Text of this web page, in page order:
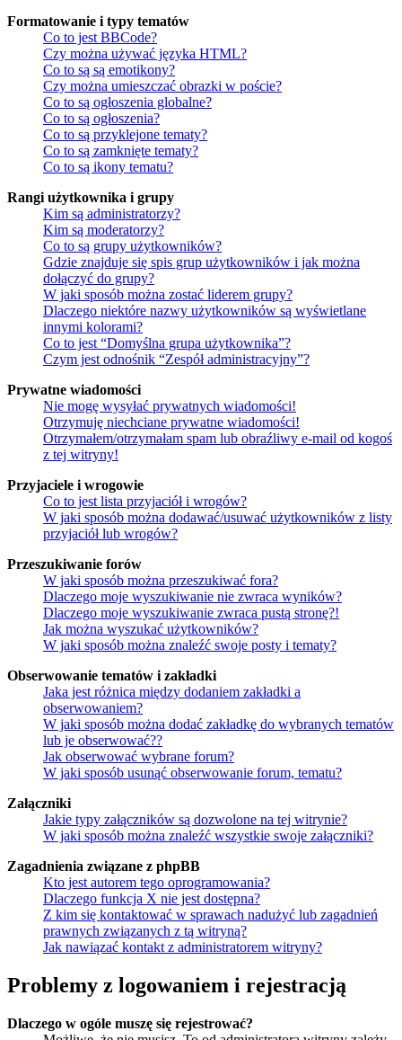
Formatowanie i typy tematów
Co to jest BBCode?
Czy można używać języka HTML?
Co to są są emotikony?
Czy można umieszczać obrazki w poście?
Co to są ogłoszenia globalne?
Co to są ogłoszenia?
Co to są przyklejone tematy?
Co to są zamknięte tematy?
Co to są ikony tematu?
Rangi użytkownika i grupy
Kim są administratorzy?
Kim są moderatorzy?
Co to są grupy użytkowników?
Gdzie znajduje się spis grup użytkowników i jak można
dołączyć do grupy?
W jaki sposób można zostać liderem grupy?
Dlaczego niektóre nazwy użytkowników są wyświetlane
innymi kolorami?
Co to jest “Domyślna grupa użytkownika”?
Czym jest odnośnik “Zespół administracyjny”?
Prywatne wiadomości
Nie mogę wysyłać prywatnych wiadomości!
Otrzymuję niechciane prywatne wiadomości!
Otrzymałem/otrzymałam spam lub obraźliwy e-mail od kogoś
z tej witryny!
Przyjaciele i wrogowie
Co to jest lista przyjaciół i wrogów?
W jaki sposób można dodawać/usuwać użytkowników z listy
przyjaciół lub wrogów?
Przeszukiwanie forów
W jaki sposób można przeszukiwać fora?
Dlaczego moje wyszukiwanie nie zwraca wyników?
Dlaczego moje wyszukiwanie zwraca pustą stronę?!
Jak można wyszukać użytkowników?
W jaki sposób można znaleźć swoje posty i tematy?
Obserwowanie tematów i zakładki
Jaka jest różnica między dodaniem zakładki a
obserwowaniem?
W jaki sposób można dodać zakładkę do wybranych tematów
lub je obserwować??
Jak obserwować wybrane forum?
W jaki sposób usunąć obserwowanie forum, tematu?
Załączniki
Jakie typy załączników są dozwolone na tej witrynie?
W jaki sposób można znaleźć wszystkie swoje załączniki?
Zagadnienia związane z phpBB
Kto jest autorem tego oprogramowania?
Dlaczego funkcja X nie jest dostępna?
Z kim się kontaktować w sprawach nadużyć lub zagadnień
prawnych związanych z tą witryną?
Jak nawiązać kontakt z administratorem witryny?
Problemy z logowaniem i rejestracją
Dlaczego w ogóle muszę się rejestrować?